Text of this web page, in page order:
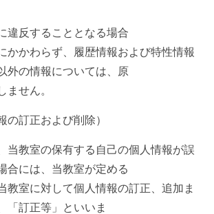
違反することとなる場合
かかわらず、履歴情報および特性情報
外の情報については、原
ません。
の訂正および削除）
当教室の保有する自己の個人情報が誤
合には、当教室が定める
教室に対して個人情報の訂正、追加ま
「訂正等」といいま